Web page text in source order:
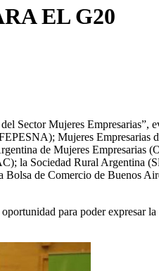
EL G20
Sector Mujeres Empresarias”,
Mujeres Empresarias
de Mujeres Empresarias
la Sociedad Rural Argentina
de Comercio de Buenos
para poder expresar